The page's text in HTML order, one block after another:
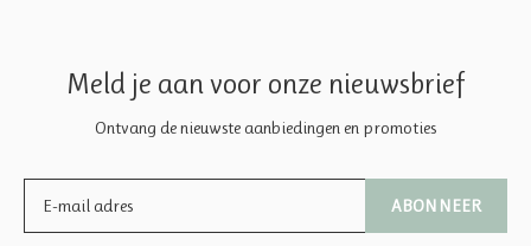
Meld je aan voor onze nieuwsbrief
Ontvang de nieuwste aanbiedingen en promoties
ABONNEER